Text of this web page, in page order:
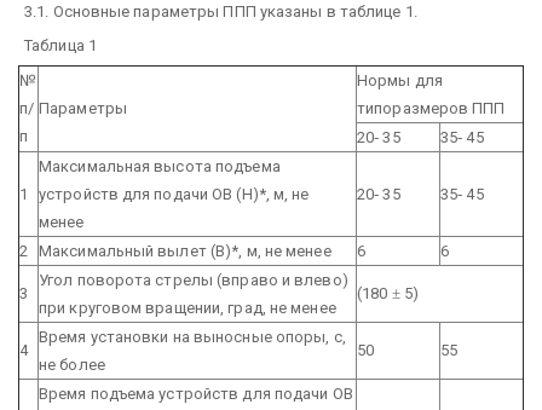
3.1. Основные параметры ППП указаны в таблице 1.
Таблица 1
№
п/
п
Параметры
Нормы для
типоразмеров ППП
20- 35 35- 45
1
Максимальная высота подъема
устройств для подачи ОВ (Н)*, м, не
менее
20- 35 35- 45
2 Максимальный вылет (В)*, м, не менее 6 6
3
Угол поворота стрелы (вправо и влево)
при круговом вращении, град, не менее
(180 ±5)
4
Время установки на выносные опоры, с,
не более
50 55
Время подъема устройств для подачи ОВ